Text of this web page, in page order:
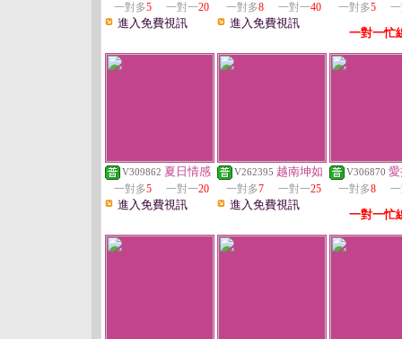
一對多5 一對一20
進入免費視訊
一對多8 一對一40
進入免費視訊
一對多5
一對一忙
V309862 夏日情感
一對多5 一對一20
進入免費視訊
V262395 越南坤如
一對多7 一對一25
進入免費視訊
V306870
一對多8
一對一忙